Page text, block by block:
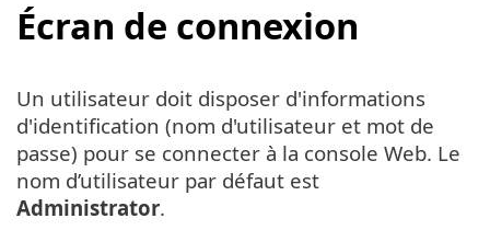
Écran de connexion
Un utilisateur doit disposer d'informations
d'identification (nom d'utilisateur et mot de
passe) pour se connecter à la console Web. Le
nom d’utilisateur par défaut est
Administrator.